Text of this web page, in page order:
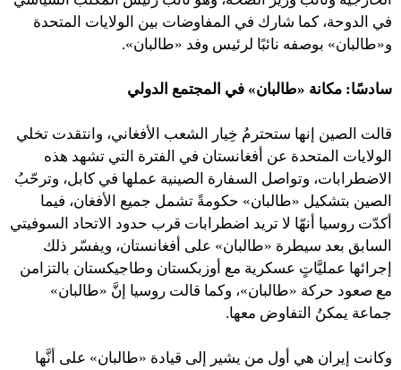
في الدوحة، كما شارك في المفاوضات بين الولايات المتحدة
و«طالبان» بوصفه نائبًا لرئيس وفد «طالبان».
سادسًا: مكانة «طالبان» في المجتمع الدولي
قالت الصين إنها ستحترمُ خِيار الشعب الأفغاني، وانتقدت تخلي
الولايات المتحدة عن أفغانستان في الفترة التي تشهد هذه
الاضطرابات، وتواصل السفارة الصينية عملها في كابل، وترحّبُ
الصين بتشكيل «طالبان» حكومةً تشمل جميع الأفغان، فيما
أكدّت روسيا أنهّا لا تريد اضطرابات قرب حدود الاتحاد السوفيتي
السابق بعد سيطرة «طالبان» على أفغانستان، ويفسّر ذلك
إجرائها عمليَّاتٍ عسكرية مع أوزبكستان وطاجيكستان بالتزامن
مع صعود حركة «طالبان»، وكما قالت روسيا إنَّ «طالبان»
جماعة يمكنُ التفاوض معها.
وكانت إيران هي أول من يشير إلى قيادة «طالبان» على أنَّها